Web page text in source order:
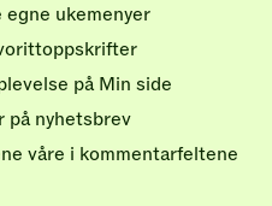
egne ukemenyer
på Min side
på nyhetsbrev
våre i kommentarfeltene